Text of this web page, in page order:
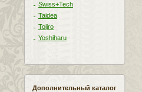
Swiss+Tech
Taidea
Tojiro
Yoshiharu
Дополнительный каталог